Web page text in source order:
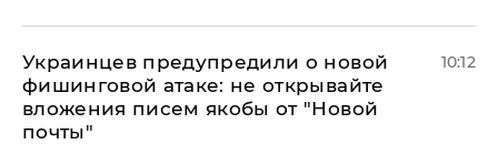
Украинцев предупредили о новой
фишинговой атаке: не открывайте
вложения писем якобы от "Новой
почты"
10:12